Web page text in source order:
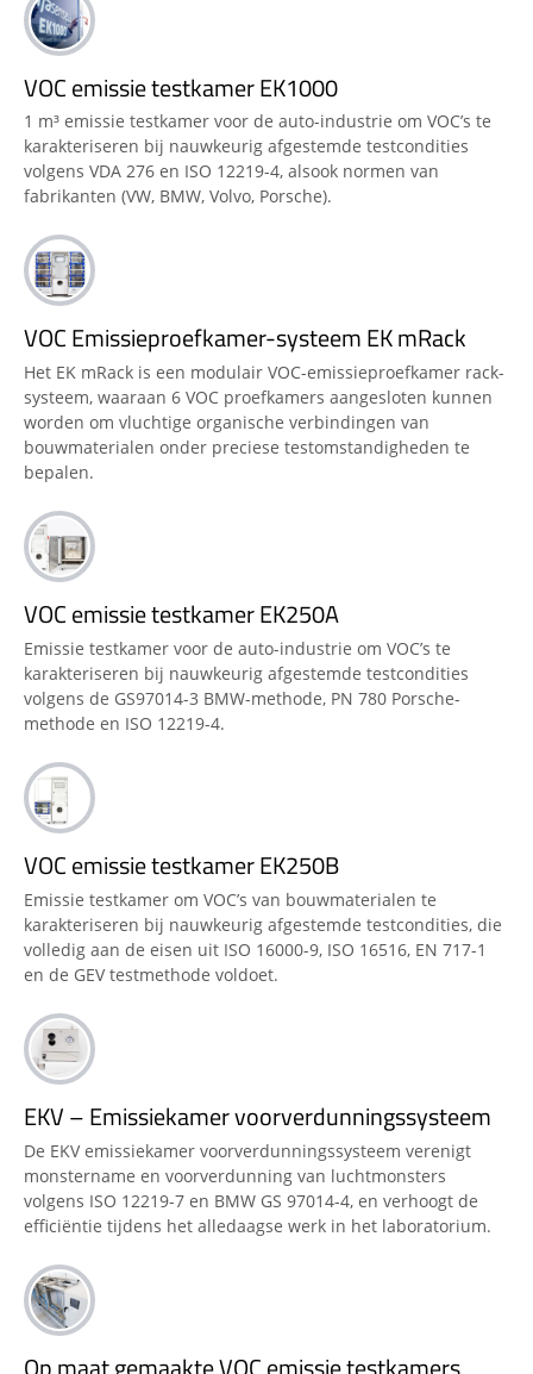
VOC emissie testkamer EK1000
1 m³ emissie testkamer voor de auto-industrie om VOC’s te
karakteriseren bij nauwkeurig afgestemde testcondities
volgens VDA 276 en ISO 12219-4, alsook normen van
fabrikanten (VW, BMW, Volvo, Porsche).
VOC Emissieproefkamer-systeem EK mRack
Het EK mRack is een modulair VOC-emissieproefkamer rack-
systeem, waaraan 6 VOC proefkamers aangesloten kunnen
worden om vluchtige organische verbindingen van
bouwmaterialen onder preciese testomstandigheden te
bepalen.
VOC emissie testkamer EK250A
Emissie testkamer voor de auto-industrie om VOC’s te
karakteriseren bij nauwkeurig afgestemde testcondities
volgens de GS97014-3 BMW-methode, PN 780 Porsche-
methode en ISO 12219-4.
VOC emissie testkamer EK250B
Emissie testkamer om VOC’s van bouwmaterialen te
karakteriseren bij nauwkeurig afgestemde testcondities, die
volledig aan de eisen uit ISO 16000-9, ISO 16516, EN 717-1
en de GEV testmethode voldoet.
EKV – Emissiekamer voorverdunningssysteem
De EKV emissiekamer voorverdunningssysteem verenigt
monstername en voorverdunning van luchtmonsters
volgens ISO 12219-7 en BMW GS 97014-4, en verhoogt de
efficiëntie tijdens het alledaagse werk in het laboratorium.